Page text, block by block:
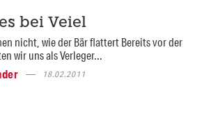
bei Veiel
nicht, wie der Bär flattert Bereits vor der
wir uns als Verleger...
18.02.2011